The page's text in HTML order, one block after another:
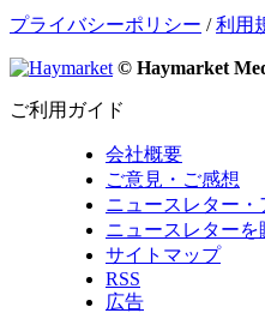
プライバシーポリシー /利用
© Haymarket
ご利用ガイド
会社概要
ご意見・ご感想
ニュースレター・
ニュースレターを
サイトマップ
RSS
広告